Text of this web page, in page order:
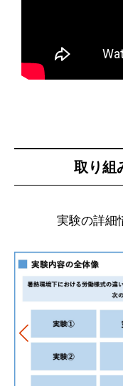
取り組
実験の詳細